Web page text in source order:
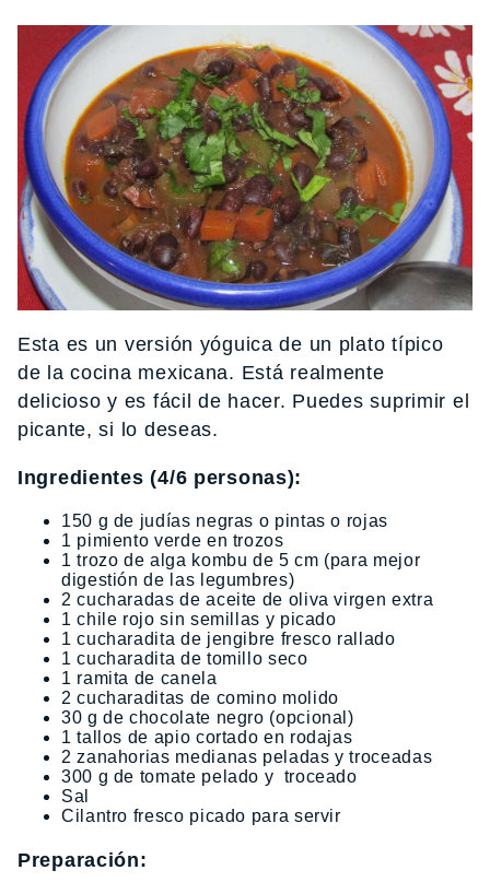
Esta es un versión yóguica de un plato típico
de la cocina mexicana. Está realmente
delicioso y es fácil de hacer. Puedes suprimir el
picante, si lo deseas.
Ingredientes (4/6 personas):
150 g de judías negras o pintas o rojas
1 pimiento verde en trozos
1 trozo de alga kombu de 5 cm (para mejor
digestión de las legumbres)
2 cucharadas de aceite de oliva virgen extra
1 chile rojo sin semillas y picado
1 cucharadita de jengibre fresco rallado
1 cucharadita de tomillo seco
1 ramita de canela
2 cucharaditas de comino molido
30 g de chocolate negro (opcional)
1 tallos de apio cortado en rodajas
2 zanahorias medianas peladas y troceadas
300 g de tomate pelado y troceado
Sal
Cilantro fresco picado para servir
Preparación: